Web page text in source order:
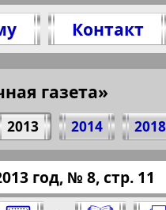
Контакт
газета»
2013 2014 2018
и нажмите на
год, № 8, стр. 11
газета", № 8,
ссылку)